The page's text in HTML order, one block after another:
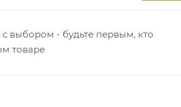
выбором - будьте первым, кто
товаре